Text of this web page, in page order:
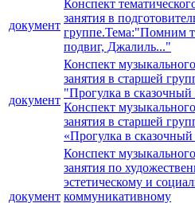
документ
Конспект
занятия в
группе.Тема:"Помним
подвиг, Джалиль..."
документ
Конспект музыкального
занятия в старшей
"Прогулка в сказочный
Конспект музыкального
занятия в старшей
«Прогулка в сказочный
документ
Конспект музыкального
занятия по
эстетическому и
коммуникативному